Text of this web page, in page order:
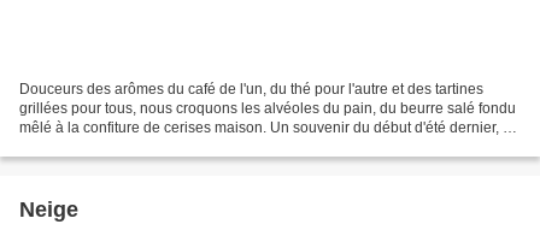
Douceurs des arômes du café de l'un, du thé pour l'autre et des tartines
grillées pour tous, nous croquons les alvéoles du pain, du beurre salé fondu
mêlé à la confiture de cerises maison. Un souvenir du début d'été dernier, un
Neige